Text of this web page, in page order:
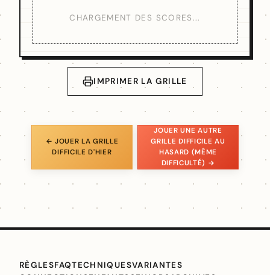
CHARGEMENT DES SCORES...
IMPRIMER LA GRILLE
← JOUER LA GRILLE
DIFFICILE D'HIER
JOUER UNE AUTRE
GRILLE DIFFICILE AU
HASARD (MÊME
DIFFICULTÉ) →
RÈGLESFAQTECHNIQUESVARIANTES